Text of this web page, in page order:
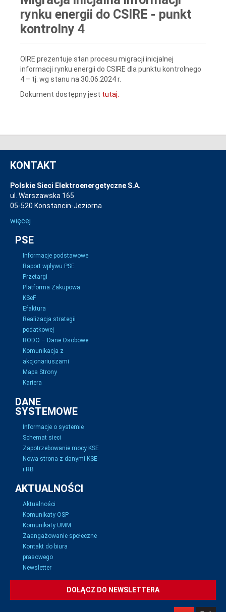
rynku energii do CSIRE - punkt
kontrolny 4
OIRE prezentuje stan procesu migracji inicjalnej
informacji rynku energii do CSIRE dla punktu kontrolnego
4 – tj. wg stanu na 30.06.2024 r.
Dokument dostępny jest tutaj.
KONTAKT
Polskie Sieci Elektroenergetyczne S.A.
ul. Warszawska 165
05-520 Konstancin-Jeziorna
więcej
PSE
Informacje podstawowe
Raport wpływu PSE
Przetargi
Platforma Zakupowa
KSeF
Efaktura
Realizacja strategii
podatkowej
RODO – Dane Osobowe
Komunikacja z
akcjonariuszami
Mapa Strony
Kariera
DANE
SYSTEMOWE
Informacje o systemie
Schemat sieci
Zapotrzebowanie mocy KSE
Nowa strona z danymi KSE
i RB
AKTUALNOŚCI
Aktualności
Komunikaty OSP
Komunikaty UMM
Zaangażowanie społeczne
Kontakt do biura
prasowego
Newsletter
DOŁĄCZ DO NEWSLETTERA